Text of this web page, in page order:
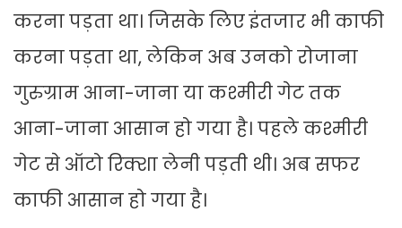
करना पड़ता था। जिसके लिए इंतजार भी काफी
करना पड़ता था, लेकिन अब उनको रोजाना
गुरुग्राम आना-जाना या कश्मीरी गेट तक
आना-जाना आसान हो गया है। पहले कश्मीरी
गेट से ऑटो रिक्शा लेनी पड़ती थी। अब सफर
काफी आसान हो गया है।